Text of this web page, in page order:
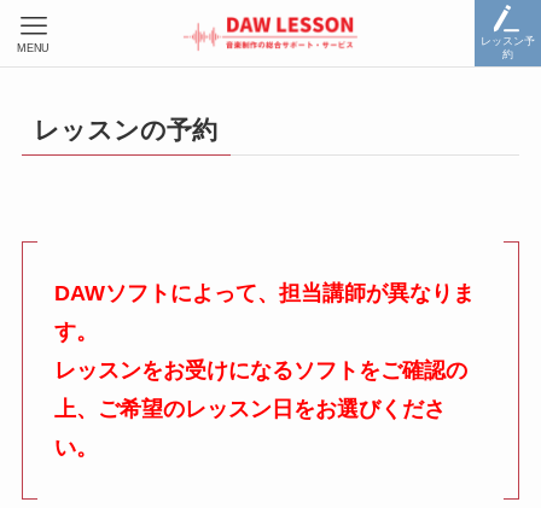
レッスン予
約
MENU
レッスンの予約
DAWソフトによって、担当講師が異なりま
す。
レッスンをお受けになるソフトをご確認の
上、ご希望のレッスン日をお選びくださ
い。